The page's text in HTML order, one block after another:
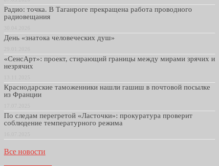
Радио: точка. В Таганроге прекращена работа проводного
радиовещания
День «знатока человеческих душ»
«СенсАрт»: проект, стирающий границы между мирами зрячих и
незрячих
Краснодарские таможенники нашли гашиш в почтовой посылке
из Франции
По следам перегретой «Ласточки»: прокуратура проверит
соблюдение температурного режима
Все новости